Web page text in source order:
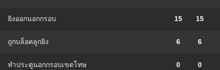
ยิงออกนอกกรอบ 15 15
ถูกบล็อคลูกยิง 6 6
ทำประตูนอกกรอบเขตโทษ 0 0